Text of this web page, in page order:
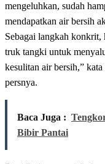
mengeluhkan, sudah
mendapatkan air bersih
Sebagai langkah konkrit,
truk tangki untuk
kesulitan air bersih,”
persnya.
Baca Juga :
Bibir Pantai